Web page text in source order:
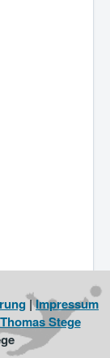
|Impressum
Stege